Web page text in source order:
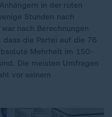
in der roten
Stunden nach
nach Berechnungen
dass die Partei auf die 76
Mehrheit im 150-
Die meisten Umfragen
vor seinem